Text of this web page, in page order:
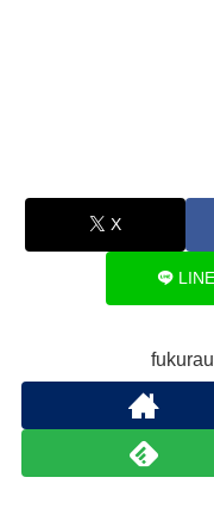
X
LINE